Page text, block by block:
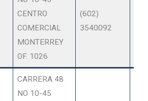
CENTRO
COMERCIAL
MONTERREY
OF. 1026
(602)
3540092
CARRERA 48
NO 10-45